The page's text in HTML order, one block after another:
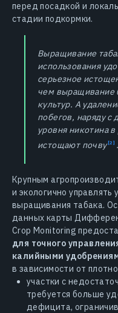
перед посадкой и
стадии подкормки.
Выращивание
использования
серьезное
чем выращивание
культур. А
побегов, наряду
уровня никотина
истощают почву .
Крупным
и экологично
выращивания табака.
данных карты
Crop Monitoring
для точного
калийными
в зависимости от
участки с
требуется больше
дефицита,